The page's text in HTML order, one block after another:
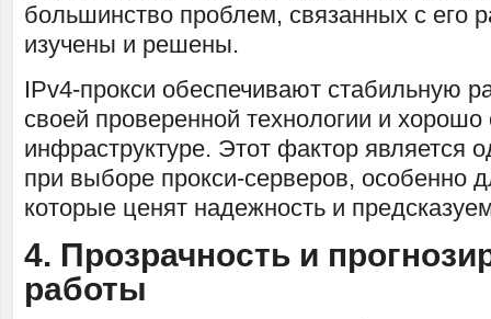
большинство проблем, связанных с его
изучены и решены.
IPv4-прокси обеспечивают стабильную
своей проверенной технологии и
инфраструктуре. Этот фактор является
при выборе прокси-серверов, особенно
которые ценят надежность и
4. Прозрачность и
работы